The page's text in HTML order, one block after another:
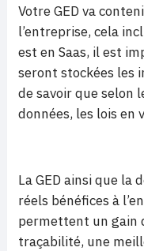
Votre GED va
l’entreprise, cela
est en Saas, il est
seront stockées les
de savoir que selon
données, les lois en
La GED ainsi que
réels bénéfices à
permettent un gain
traçabilité, une